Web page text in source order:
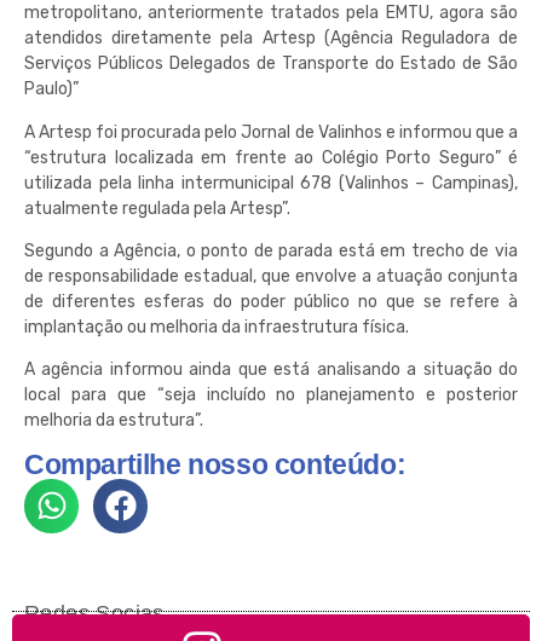
metropolitano, anteriormente tratados pela EMTU, agora são
atendidos diretamente pela Artesp (Agência Reguladora de
Serviços Públicos Delegados de Transporte do Estado de São
Paulo)”
A Artesp foi procurada pelo Jornal de Valinhos e informou que a
“estrutura localizada em frente ao Colégio Porto Seguro” é
utilizada pela linha intermunicipal 678 (Valinhos – Campinas),
atualmente regulada pela Artesp”.
Segundo a Agência, o ponto de parada está em trecho de via
de responsabilidade estadual, que envolve a atuação conjunta
de diferentes esferas do poder público no que se refere à
implantação ou melhoria da infraestrutura física.
A agência informou ainda que está analisando a situação do
local para que “seja incluído no planejamento e posterior
melhoria da estrutura”.
Compartilhe nosso conteúdo:
Redes Socias